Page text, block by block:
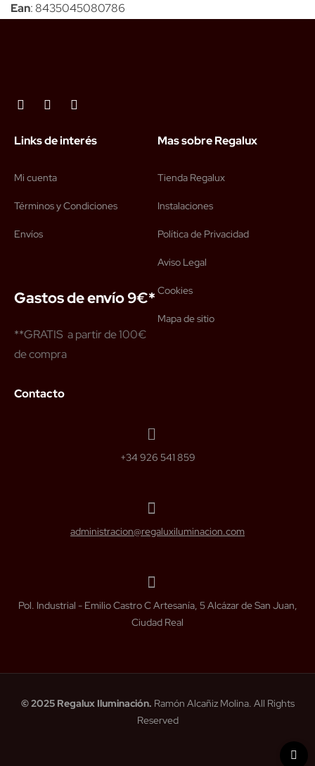
Ean: 8435045080786
Links de interés
Mi cuenta
Términos y Condiciones
Envíos
Gastos de envío 9€*
**GRATIS a partir de 100€
de compra
Mas sobre Regalux
Tienda Regalux
Instalaciones
Política de Privacidad
Aviso Legal
Cookies
Mapa de sitio
Contacto
+34 926 541 859
administracion@regaluxiluminacion.com
Pol. Industrial - Emilio Castro C Artesanía, 5 Alcázar de San Juan,
Ciudad Real
© 2025 Regalux Iluminación. Ramón Alcañiz Molina. All Rights
Reserved